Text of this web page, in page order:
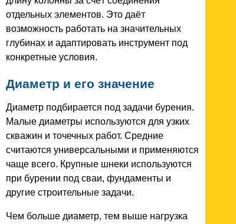
отдельных элементов. Это даёт
возможность работать на значительных
глубинах и адаптировать инструмент под
конкретные условия.
Диаметр и его значение
Диаметр подбирается под задачи бурения.
Малые диаметры используются для узких
скважин и точечных работ. Средние
считаются универсальными и применяются
чаще всего. Крупные шнеки используются
при бурении под сваи, фундаменты и
другие строительные задачи.
Чем больше диаметр, тем выше нагрузка